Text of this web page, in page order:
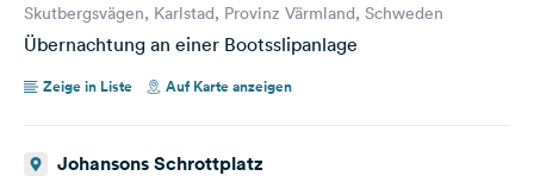
Skutbergsvägen, Karlstad, Provinz Värmland, Schweden
Übernachtung an einer Bootsslipanlage
Zeige in Liste Auf Karte anzeigen
Johansons Schrottplatz